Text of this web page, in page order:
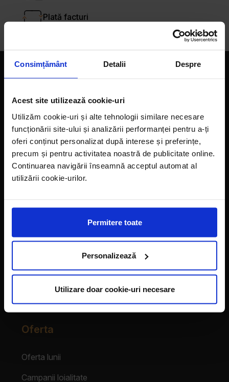
Consimțământ Detalii Despre
Acest site utilizează cookie-uri
Utilizăm cookie-uri și alte tehnologii similare necesare
funcționării site-ului și analizării performanței pentru a-ți
oferi conținut personalizat după interese și preferințe,
precum și pentru activitatea noastră de publicitate online.
Continuarea navigării înseamnă acceptul automat al
utilizării cookie-urilor.
Permitere toate
Personalizează
Utilizare doar cookie-uri necesare
Plată facturi
Magazine
Despre noi
LaDoiPași Extra
Hora reciclării
Contact
Franciza LaDoiPași
Login Partener
Oferta
Oferta lunii
Campanii loialitate